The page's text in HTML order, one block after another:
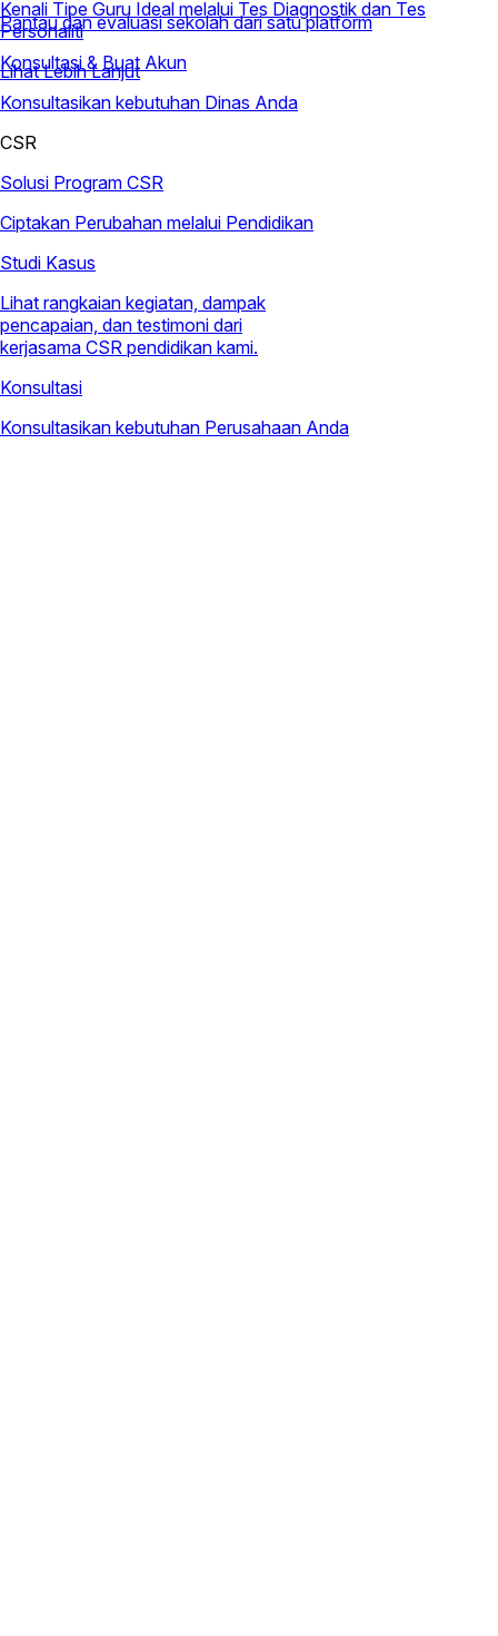
Pantau dan evaluasi sekolah dari satu platform
Konsultasi & Buat Akun
Konsultasikan kebutuhan Dinas Anda
CSR
Solusi Program CSR
Ciptakan Perubahan melalui Pendidikan
Studi Kasus
Lihat rangkaian kegiatan, dampak
pencapaian, dan testimoni dari
kerjasama CSR pendidikan kami.
Konsultasi
Konsultasikan kebutuhan Perusahaan Anda
Kenali Tipe Guru Ideal melalui Tes Diagnostik dan Tes
Personaliti
Lihat Lebih Lanjut